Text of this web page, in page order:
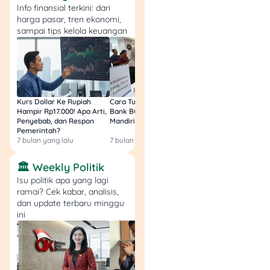
3. Mengunjungi Lokasi
SIM Keliling
Setelah semua persiapan
selesai, kamu bisa
langsung menuju lokasi SIM
keliling sesuai dengan
jadwal yang telah
ditentukan. Di sana, kamu
akan diarahkan untuk
mengikuti proses
selanjutnya.
4. Mengisi Formulir
Perpanjangan SIM
Sebelum masuk ke tahap
selanjutnya, kamu akan
diminta untuk mengisi
Info finansial terkini: dari
harga pasar, tren ekonomi,
sampai tips kelola keuangan
Kurs Dollar Ke Rupiah
Hampir Rp17.000! Apa Arti,
Penyebab, dan Respon
Pemerintah?
7 bulan yang lalu
Cara Tukar Uang Baru di
Bank BCA (Umum, BNI,
Mandiri, BRI, dan BSI) 2026!
7 bulan yang lalu
🏛️ Weekly Politik
Isu politik apa yang lagi
ramai? Cek kabar, analisis,
dan update terbaru minggu
ini